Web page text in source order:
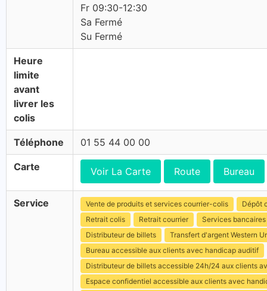
Fr 09:30-12:30
Sa Fermé
Su Fermé
Heure
limite
avant
livrer les
colis
Téléphone 01 55 44 00 00
Carte Voir La Carte Route Bureau
Service Vente de produits et services courrier-colis
Dépôt
Retrait colis
Retrait courrier
Services bancaires
Distributeur de billets
Transfert d'argent Western
Bureau accessible aux clients avec handicap auditif
Distributeur de billets accessible 24h/24 aux clients
Espace confidentiel accessible aux clients avec